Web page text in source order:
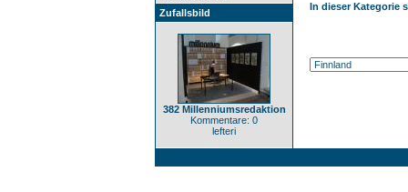
Zufallsbild
382 Millenniumsredaktion
Kommentare: 0
lefteri
In dieser Kategorie